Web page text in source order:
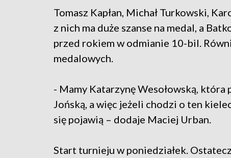
Tomasz Kapłan, Michał Turkowski,
z nich ma duże szanse na medal, a
przed rokiem w odmianie 10-bil.
medalowych.
- Mamy Katarzynę Wesołowską, która
Jońską, a więc jeżeli chodzi o ten
się pojawią – dodaje Maciej Urban.
Start turnieju w poniedziałek.